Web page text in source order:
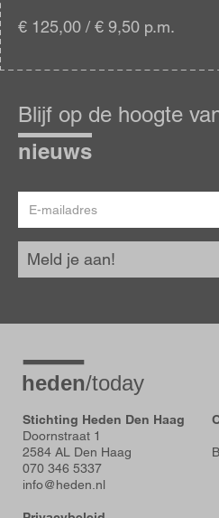
€ 125,00 / € 9,50 p.m.
op
de
hoogte
Blijf op de hoogte
nieuws
mailadres
Meld je aan!
Stichting Heden Den Haag
Doornstraat 1
2584 AL Den Haag
070 346 5337
info@heden.nl